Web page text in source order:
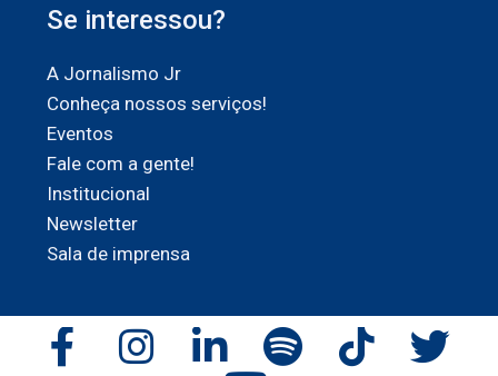
Se interessou?
A Jornalismo Jr
Conheça nossos serviços!
Eventos
Fale com a gente!
Institucional
Newsletter
Sala de imprensa